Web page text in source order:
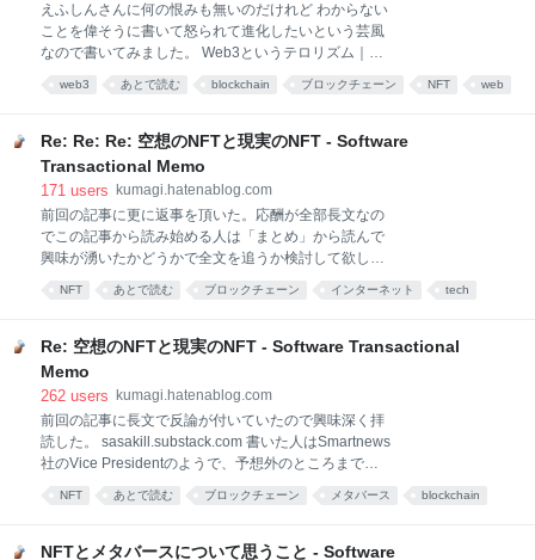
万円を借りて、その引き換えに「x万円を○月○日まで
にお返しします」と借用書を書けばその「○月○日にx
万円を受け取る権利」自体が債権としてそれなりの値
段y円で市場で取引される一方で自分はx万円を得るこ
えふしんさんに何の恨みも無いのだけれど わからない
ことを偉そうに書いて怒られて進化したいという芸風
なので書いてみました。 Web3というテロリズム｜え
ふしん #note https://t.co/84SoYtIzDC — えふしん
(@fshin2000) 2022年2月17日 というのだから技術的
書く。まさか後釣り宣言など来ないだろう。 Web3と
いう言葉は、既存の権力構造に対する宣戦布告と考え
れば、割と素直に受け入れられる。 ここは本当にその
ているのは見るに耐えない。権力構造を敵対視するあ
まり、本当に味方に付けるべきエンドユーザーの事が
なおざりになっているとすら感じている。市場経済で
世の中が動く中、エンドユーザーは確かな利益が無け
web3 あとで読む blockchain ブロックチェーン NFT web
Re: Re: Re: 空想のNFTと現実のNFT - Software
Transactional Memo
171 users
kumagi.hatenablog.com
前回の記事に更に返事を頂いた。応酬が全部長文なの
でこの記事から読み始める人は「まとめ」から読んで
興味が湧いたかどうかで全文を追うか検討して欲し
い。 sasakill.substack.com まさか本当に返事が貰える
とは思っていなかったが、実に興味深く、かつ知見と
ネタ擦ってんだよ」と突っ込まれるのを覚悟の上でさ
らなる返事をまとめる。 kumagiさんは「アテンショ
ン・エコノミーが最高であるとは思っていないが、市
る」というもので、一方私は「アテンション・エコノ
ミーの影響力が強くなりすぎていて、それ以外の良い
体験の可能性を押しつぶしている」ととらえている。
これは確かにそうで40億回/日の再生数のうちどれだけ
NFT あとで読む ブロックチェーン インターネット tech
Re: 空想のNFTと現実のNFT - Software Transactional
Memo
262 users
kumagi.hatenablog.com
前回の記事に長文で反論が付いていたので興味深く拝
読した。 sasakill.substack.com 書いた人はSmartnews
社のVice Presidentのようで、予想外のところまで記
事がリーチしたのは少し驚いている。 メタバースは
NFTの使い途の一部でしかなく、Web3によって完璧
僕の記事では「メタバースにNFTは不要」と言ったの
NFT あとで読む ブロックチェーン メタバース blockchain
NFTとメタバースについて思うこと - Software